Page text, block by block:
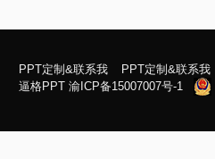
PPT定制&联系我 PPT定制&联系我
逼格PPT 渝ICP备15007007号-1